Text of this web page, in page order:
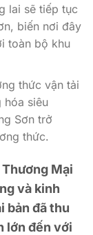
lai sẽ tiếp tục
biến nơi đây
toàn bộ khu
thức vận tải
hóa siêu
Sơn trở
thức.
Mại
và kinh
bản đã thu
lớn đến với